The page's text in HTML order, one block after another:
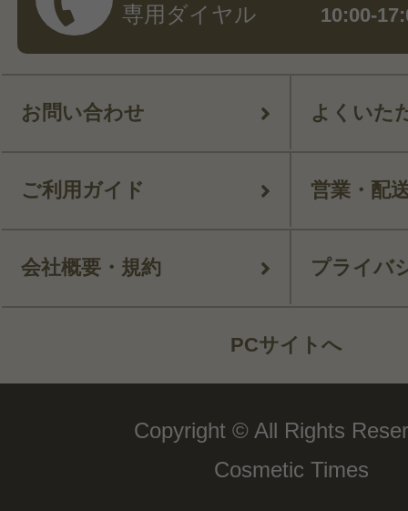
専用ダイヤル 10:00-
お問い合わせ よくいた
ご利用ガイド 営業・配
会社概要・規約 プライバ
PCサイトへ
Copyright © All Rights
Cosmetic Times